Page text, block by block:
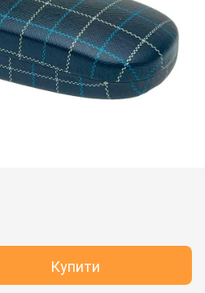
Купити